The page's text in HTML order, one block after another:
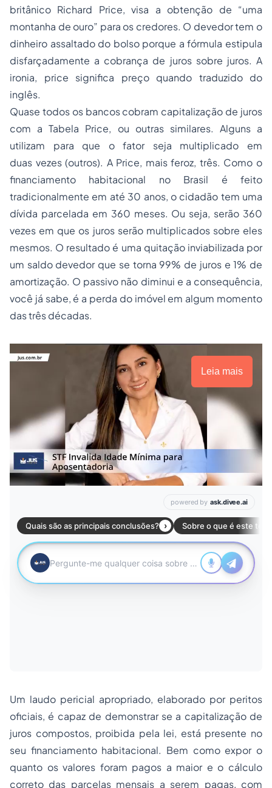
britânico Richard Price, visa a obtenção de “uma
montanha de ouro” para os credores. O devedor tem o
dinheiro assaltado do bolso porque a fórmula estipula
disfarçadamente a cobrança de juros sobre juros. A
ironia, price significa preço quando traduzido do
inglês.
Quase todos os bancos cobram capitalização de juros
com a Tabela Price, ou outras similares. Alguns a
utilizam para que o fator seja multiplicado em
duas vezes (outros). A Price, mais feroz, três. Como o
financiamento habitacional no Brasil é feito
tradicionalmente em até 30 anos, o cidadão tem uma
dívida parcelada em 360 meses. Ou seja, serão 360
vezes em que os juros serão multiplicados sobre eles
mesmos. O resultado é uma quitação inviabilizada por
um saldo devedor que se torna 99% de juros e 1% de
amortização. O passivo não diminui e a consequência,
você já sabe, é a perda do imóvel em algum momento
das três décadas.
Leia mais
Um laudo pericial apropriado, elaborado por peritos
oficiais, é capaz de demonstrar se a capitalização de
juros compostos, proibida pela lei, está presente no
seu financiamento habitacional. Bem como expor o
quanto os valores foram pagos a maior e o cálculo
correto das parcelas mensais a serem pagas, com